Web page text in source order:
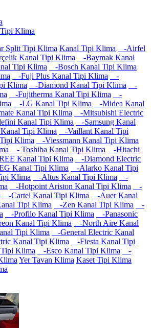
Klima
Split Tipi Klima Kanal Tipi Klima
-Airfel
Kanal Tipi Klima
-Baymak Kanal
Tipi Klima
-Bosch Kanal Tipi Klima
-Fuji Plus Kanal Tipi Klima
-
Klima
-Diamond Kanal Tipi Klima
-
-Fujitherma Kanal Tipi Klima
-
-LG Kanal Tipi Klima
-Midea Kanal
Kanal Tipi Klima
-Mitsubishi Electric
Kanal Tipi Klima
-Samsung Kanal
Tipi Klima
-Vaillant Kanal Tipi
Klima
-Viessmann Kanal Tipi Klima
- Toshiba Kanal Tipi Klima
-Hitachi
Kanal Tipi Klima
-Diamond Electric
Kanal Tipi Klima
-Alarko Kanal Tipi
Klima -Altus Kanal Tipi Klima
-
-Hotpoint Ariston Kanal Tipi Klima
-
-Cartel Kanal Tipi Klima
-Auer Kanal
Tipi Klima -Zen Kanal Tipi Klima
-
-Profilo Kanal Tipi Klima
-Panasonic
Kanal Tipi Klima
-North Aire Kanal
Tipi Klima
-General Electric Kanal
Kanal Tipi Klima
-Fiesta Kanal Tipi
Klima -Esco Kanal Tipi Klima
-
Yer Tavan Klima Kaset Tipi Klima